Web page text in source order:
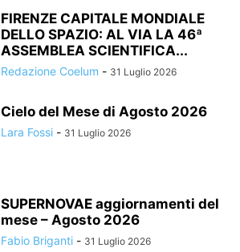
FIRENZE CAPITALE MONDIALE
DELLO SPAZIO: AL VIA LA 46ª
ASSEMBLEA SCIENTIFICA...
Redazione Coelum - 31 Luglio 2026
Cielo del Mese di Agosto 2026
Lara Fossi - 31 Luglio 2026
SUPERNOVAE aggiornamenti del
mese – Agosto 2026
Fabio Briganti - 31 Luglio 2026